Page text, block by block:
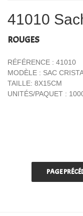
41010
ROUGES
RÉFÉRENCE : 41010
MODÈLE : SAC
TAILLE: 8X15CM
UNITÉS/PAQUET :